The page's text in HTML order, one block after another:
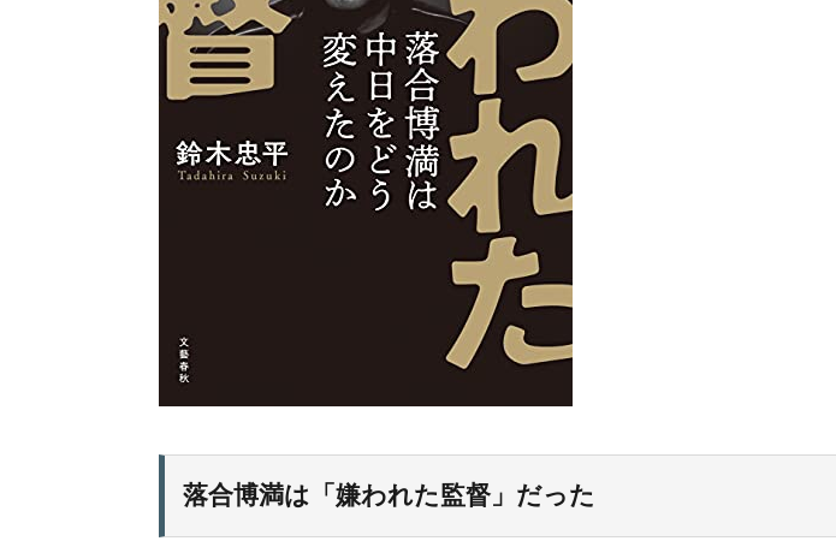
2-1.
落合の率いたドラゴンズ
2-2.現代の監督論
「嫌われた監督」になれるか
落合博満は「嫌われた監督」だった